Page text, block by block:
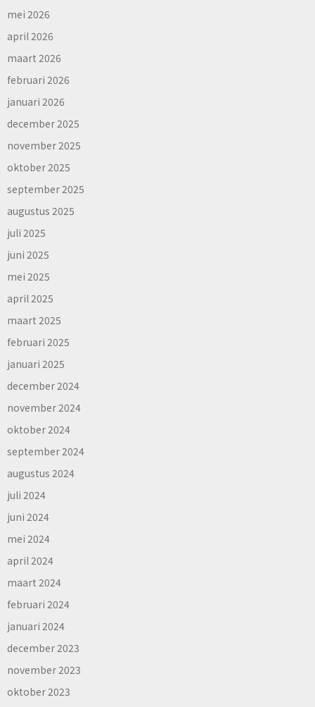
mei 2026
april 2026
maart 2026
februari 2026
januari 2026
december 2025
november 2025
oktober 2025
september 2025
augustus 2025
juli 2025
juni 2025
mei 2025
april 2025
maart 2025
februari 2025
januari 2025
december 2024
november 2024
oktober 2024
september 2024
augustus 2024
juli 2024
juni 2024
mei 2024
april 2024
maart 2024
februari 2024
januari 2024
december 2023
november 2023
oktober 2023